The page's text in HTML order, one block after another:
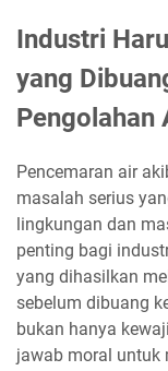
Industri
yang
Pengolahan
Pencemaran air
masalah serius
lingkungan dan
penting bagi
yang dihasilkan
sebelum dibuang
bukan hanya
jawab moral untuk